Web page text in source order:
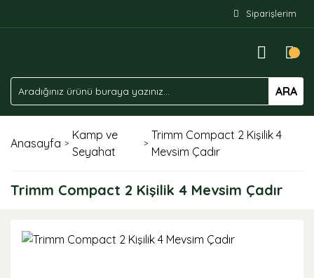
Siparişlerim
ARA
Anasayfa
Kamp ve
Seyahat
Trimm Compact 2 Kişilik 4
Mevsim Çadır
Trimm Compact 2 Kişilik 4 Mevsim Çadır